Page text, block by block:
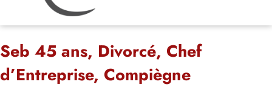
Seb 45 ans, Divorcé, Chef
d’Entreprise, Compiègne